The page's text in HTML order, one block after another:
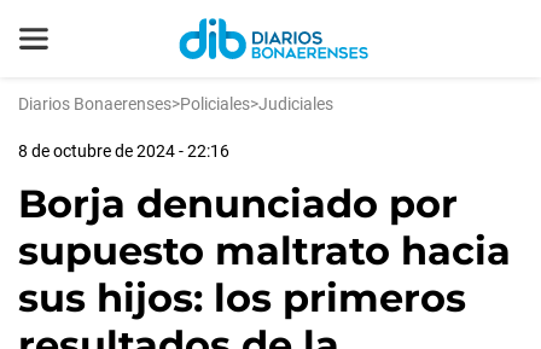
Diarios Bonaerenses>Policiales>Judiciales
8 de octubre de 2024 - 22:16
Borja denunciado por
supuesto maltrato hacia
sus hijos: los primeros